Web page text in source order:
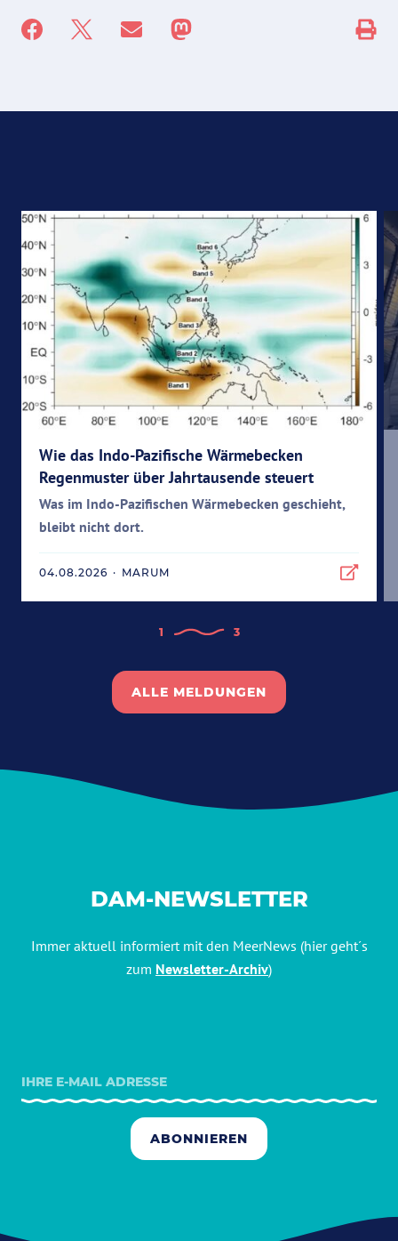
Wie das Indo-Pazifische Wärmebecken
Regenmuster über Jahrtausende steuert
Was im Indo-Pazifischen Wärmebecken geschieht,
bleibt nicht dort.
04.08.2026 · MARUM
1 3
ALLE MELDUNGEN
DAM-NEWSLETTER
Immer aktuell informiert mit den MeerNews (hier geht´s
zum Newsletter-Archiv)
ABONNIEREN